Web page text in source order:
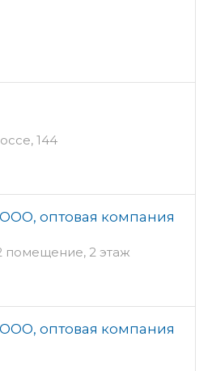
144
оптовая компания
помещение, 2 этаж
оптовая компания